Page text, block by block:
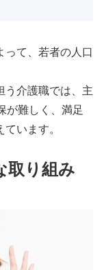
って、若者の人口
う介護職では、主
が難しく、満足
います。
取り組み